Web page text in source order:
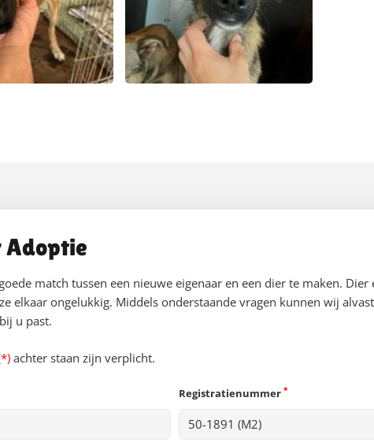
match tussen een nieuwe eigenaar en een dier te maken.
elkaar ongelukkig. Middels onderstaande vragen kunnen wij
u past.
achter staan zijn verplicht.
Registratienummer *